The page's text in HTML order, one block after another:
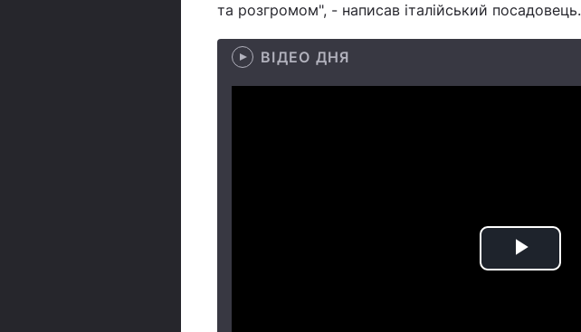
та розгромом", - написав італійський посадовець.
ВІДЕО ДНЯ
Play